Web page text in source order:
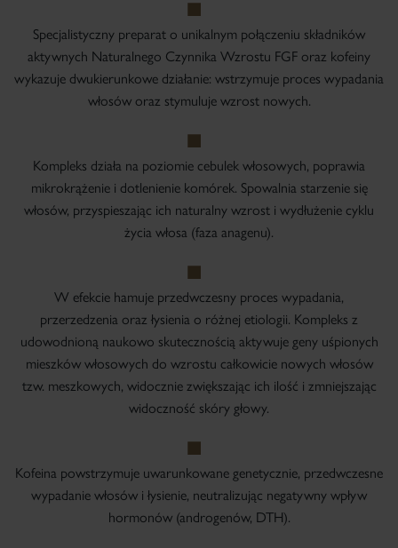
Specjalistyczny preparat o unikalnym połączeniu składników
aktywnych Naturalnego Czynnika Wzrostu FGF oraz kofeiny
wykazuje dwukierunkowe działanie: wstrzymuje proces wypadania
włosów oraz stymuluje wzrost nowych.
Kompleks działa na poziomie cebulek włosowych, poprawia
mikrokrążenie i dotlenienie komórek. Spowalnia starzenie się
włosów, przyspieszając ich naturalny wzrost i wydłużenie cyklu
życia włosa (faza anagenu).
W efekcie hamuje przedwczesny proces wypadania,
przerzedzenia oraz łysienia o różnej etiologii. Kompleks z
udowodnioną naukowo skutecznością aktywuje geny uśpionych
mieszków włosowych do wzrostu całkowicie nowych włosów
tzw. meszkowych, widocznie zwiększając ich ilość i zmniejszając
widoczność skóry głowy.
Kofeina powstrzymuje uwarunkowane genetycznie, przedwczesne
wypadanie włosów i łysienie, neutralizując negatywny wpływ
hormonów (androgenów, DTH).